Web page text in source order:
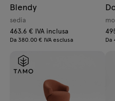
Blendy
sedia
463.6 € IVA inclusa
Da 380.00 € IVA esclusa Da